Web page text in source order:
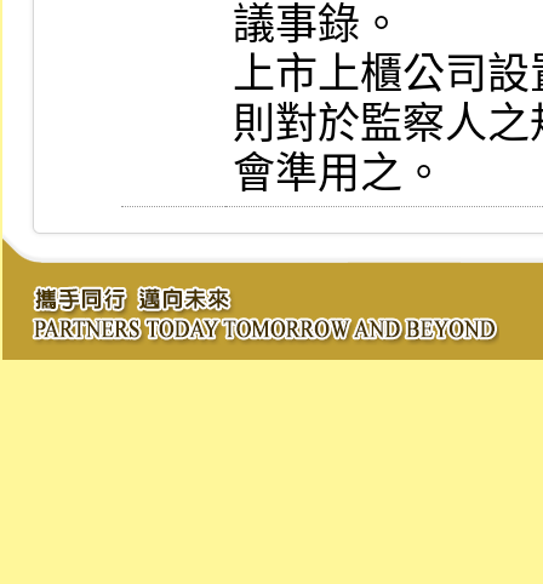
議事錄。
上市上櫃公司
則對於監察人
會準用之。